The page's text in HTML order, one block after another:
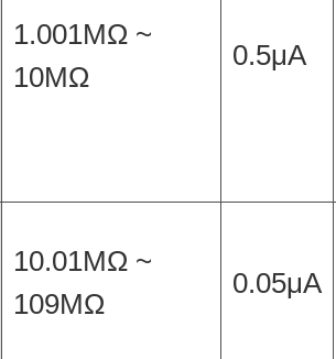
1.001MΩ ~
10MΩ
0.5μA
10.01MΩ ~
109MΩ
0.05μA